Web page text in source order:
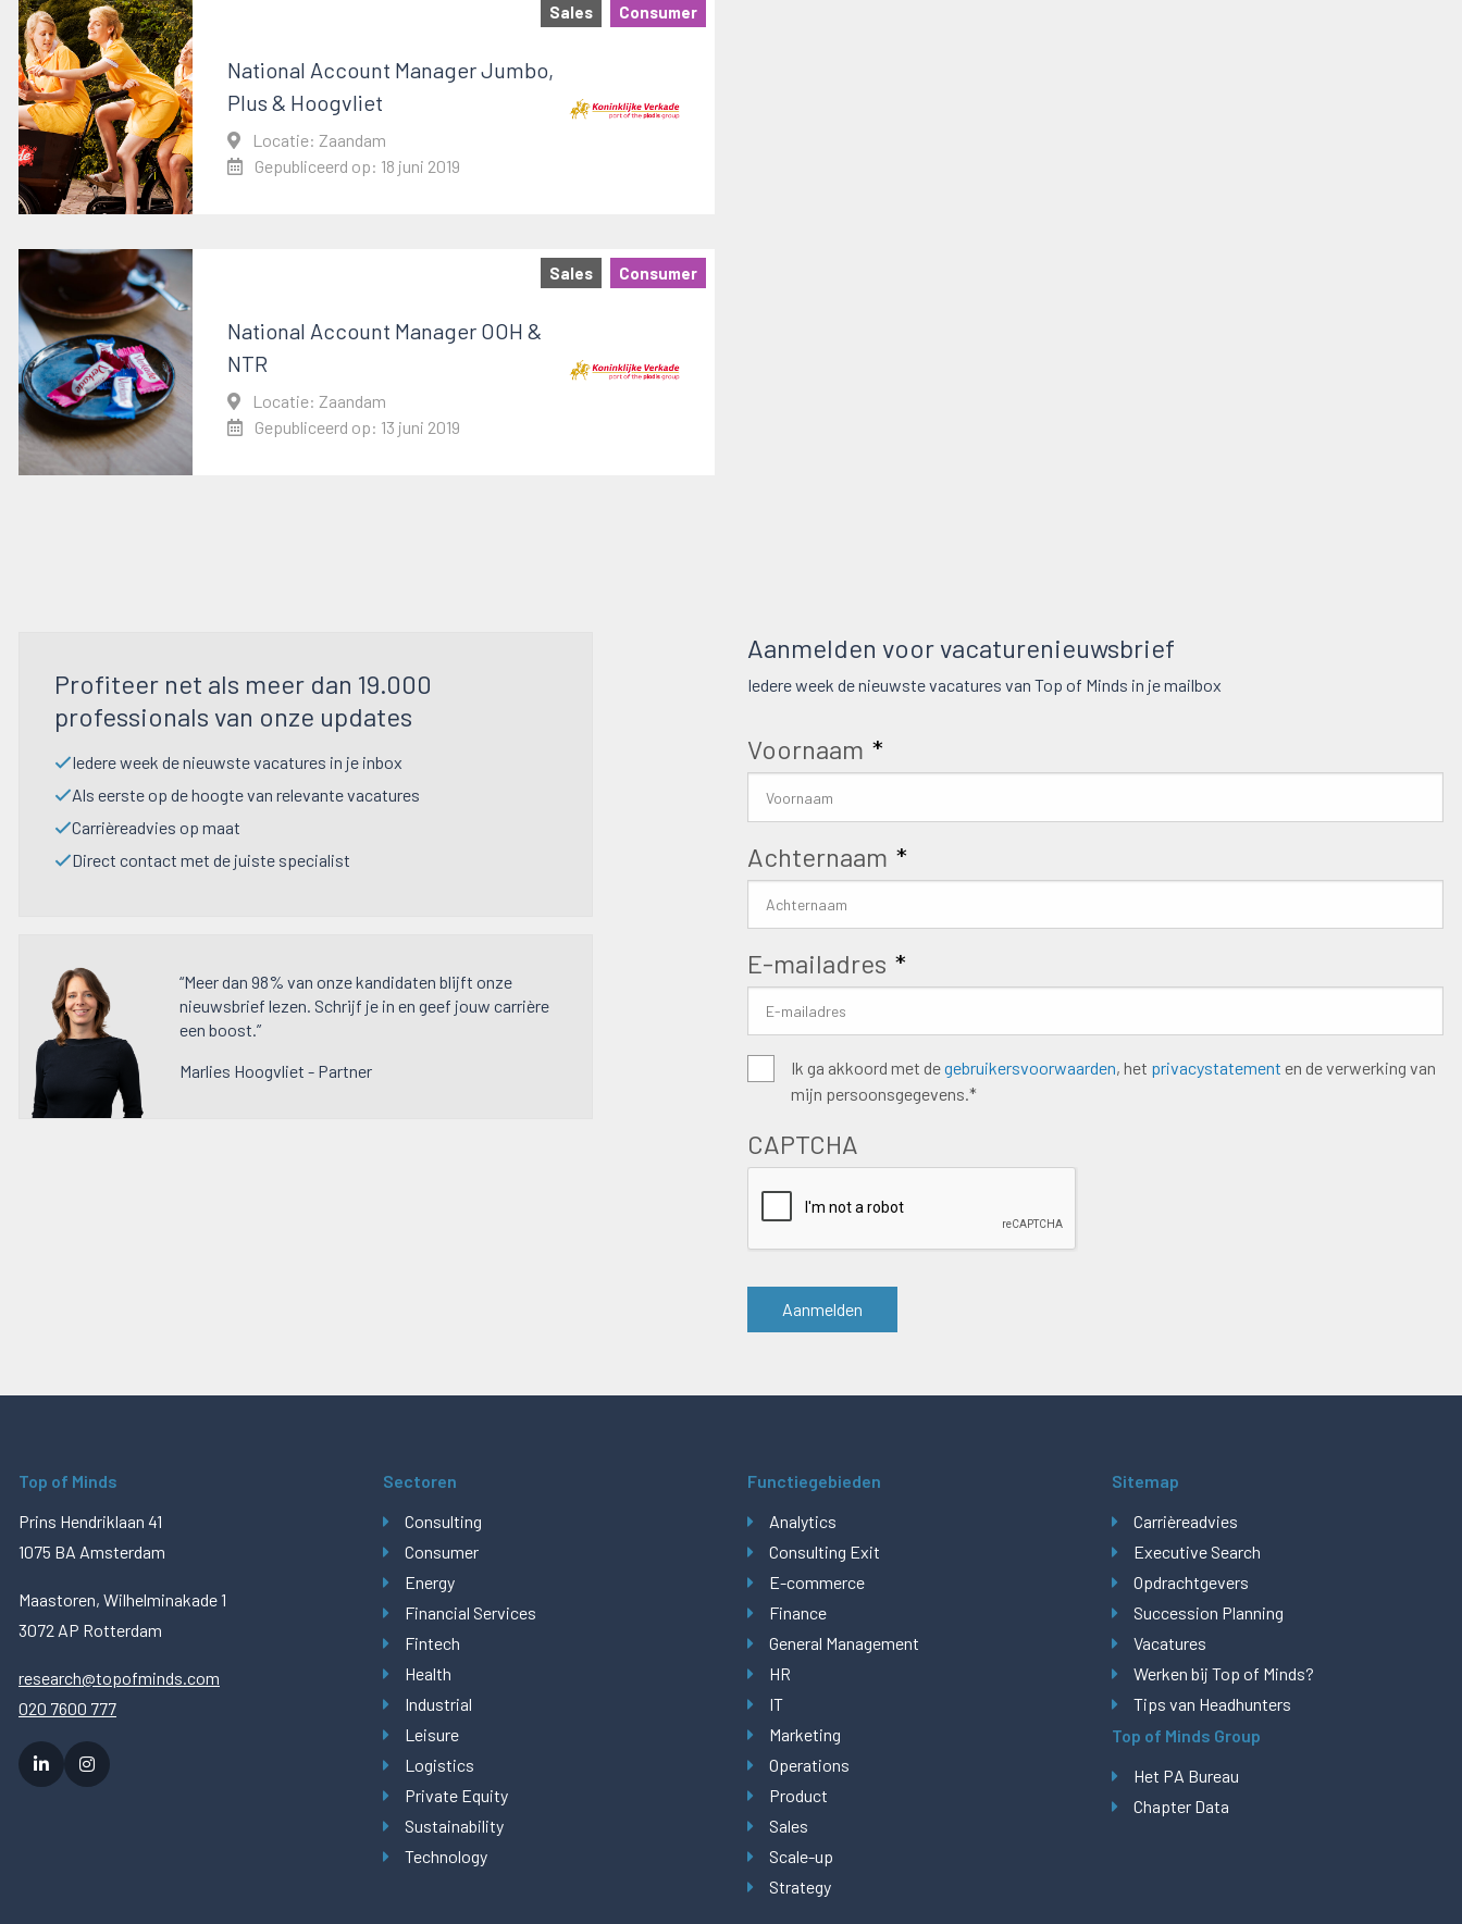
Sales Consumer
National Account Manager Jumbo,
Plus & Hoogvliet
Locatie: Zaandam
Gepubliceerd op: 18 juni 2019
Sales Consumer
National Account Manager OOH &
NTR
Locatie: Zaandam
Gepubliceerd op: 13 juni 2019
Profiteer net als meer dan 19.000
professionals van onze updates
Iedere week de nieuwste vacatures in je inbox
Als eerste op de hoogte van relevante vacatures
Carrièreadvies op maat
Direct contact met de juiste specialist
“Meer dan 98% van onze kandidaten blijft onze
nieuwsbrief lezen. Schrijf je in en geef jouw carrière
een boost.”
Marlies Hoogvliet - Partner
Aanmelden voor vacaturenieuwsbrief
Iedere week de nieuwste vacatures van Top of Minds in je mailbox
Voornaam *
Achternaam *
E-mailadres *
Algemene
voorwaarden *
Ik ga akkoord met degebruikersvoorwaarden, het privacystatement en de verwerking van
mijn persoonsgegevens.*
CAPTCHA
Top of Minds
Prins Hendriklaan 41
1075 BA Amsterdam
Maastoren, Wilhelminakade 1
3072 AP Rotterdam
research@topofminds.com
020 7600 777
Sectoren
Consulting
Consumer
Energy
Financial Services
Fintech
Health
Industrial
Leisure
Logistics
Private Equity
Sustainability
Technology
Functiegebieden
Analytics
Consulting Exit
E-commerce
Finance
General Management
HR
IT
Marketing
Operations
Product
Sales
Scale-up
Strategy
Sitemap
Carrièreadvies
Executive Search
Opdrachtgevers
Succession Planning
Vacatures
Werken bij Top of Minds?
Tips van Headhunters
Top of Minds Group
Het PA Bureau
Chapter Data